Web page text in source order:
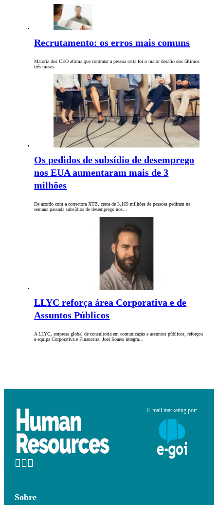
Recrutamento: os erros mais comuns
Maioria dos CEO afirma que contratar a pessoa certa foi o maior desafio dos últimos
três meses
Os pedidos de subsídio de desemprego
nos EUA aumentaram mais de 3
milhões
De acordo com a correctora XTB, cerca de 3,169 milhões de pessoas pediram na
semana passada subsídios de desemprego nos…
LLYC reforça área Corporativa e de
Assuntos Públicos
A LLYC, empresa global de consultoria em comunicação e assuntos públicos, reforçou
a equipa Corporativa e Financeira. Joel Soares integra…
E-mail marketing por:
Sobre